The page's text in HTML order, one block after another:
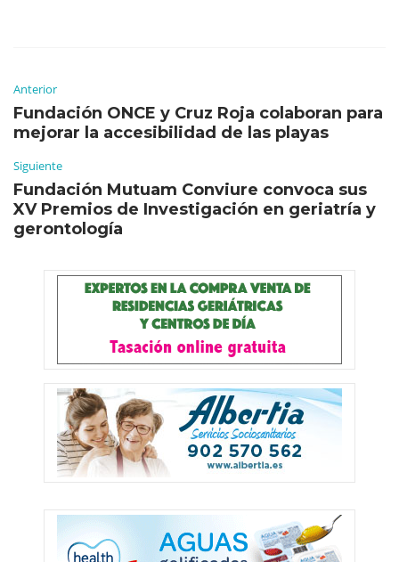
Anterior
Fundación ONCE y Cruz Roja colaboran para
mejorar la accesibilidad de las playas
Siguiente
Fundación Mutuam Conviure convoca sus
XV Premios de Investigación en geriatría y
gerontología